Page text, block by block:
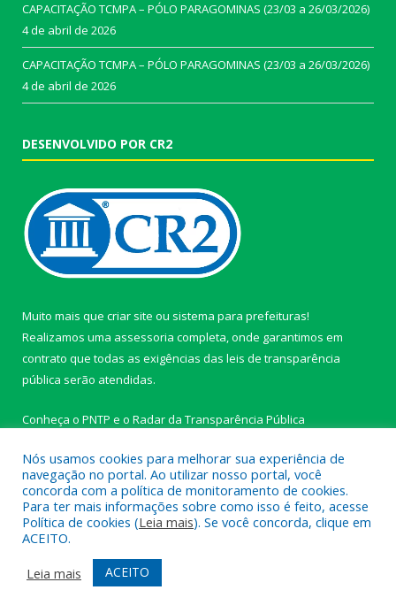
CAPACITAÇÃO TCMPA – PÓLO PARAGOMINAS (23/03 a 26/03/2026)
4 de abril de 2026
CAPACITAÇÃO TCMPA – PÓLO PARAGOMINAS (23/03 a 26/03/2026)
4 de abril de 2026
DESENVOLVIDO POR CR2
Muito mais que criar site ou sistema para prefeituras!
Realizamos uma assessoria completa, onde garantimos em
contrato que todas as exigências das leis de transparência
pública serão atendidas.
Conheça o PNTP e o Radar da Transparência Pública
Todos os direitos reservados a Câmara Municipal de Ipixuna do
Pará.
Mapa do Site
Acessar Área Administrativa
Nós usamos cookies para melhorar sua experiência de
navegação no portal. Ao utilizar nosso portal, você
concorda com a política de monitoramento de cookies.
Para ter mais informações sobre como isso é feito, acesse
Política de cookies (Leia mais). Se você concorda, clique em
ACEITO.
Leia mais
ACEITO